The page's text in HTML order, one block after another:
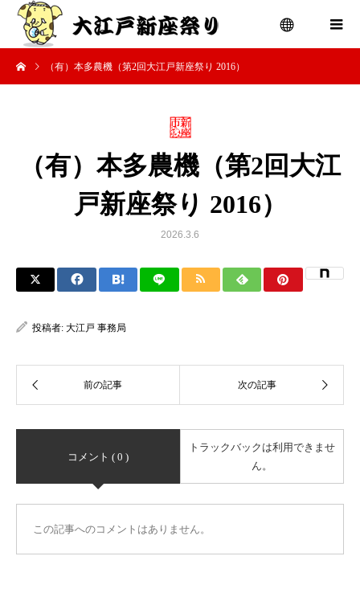
（有）本多農機（第2回大江戸新座祭り 2016）
（有）本多農機（第2回大江
戸新座祭り 2016）
2026.3.6
投稿者: 大江戸 事務局
コメント ( 0 )
トラックバックは利用できませ
ん。
この記事へのコメントはありません。